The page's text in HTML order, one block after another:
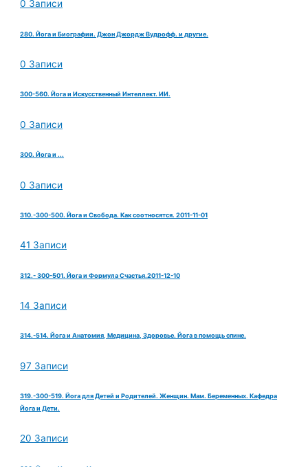
0 Записи
280. Йога и Биографии. Джон Джордж Вудрофф. и другие.
0 Записи
300-560. Йога и Искусственный Интеллект. ИИ.
0 Записи
300. Йога и ...
0 Записи
310.-300-500. Йога и Свобода. Как соотносятся. 2011-11-01
41 Записи
312.- 300-501. Йога и Формула Счастья.2011-12-10
14 Записи
314.-514. Йога и Анатомия, Медицина, Здоровье. Йога в помощь спине.
97 Записи
319.-300-519. Йога для Детей и Родителей. Женщин. Мам. Беременных. Кафедра
Йога и Дети.
20 Записи